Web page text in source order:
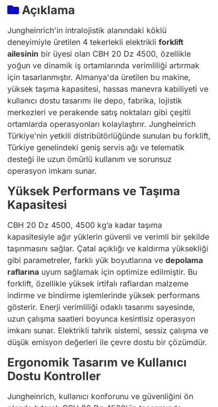
Açıklama
Jungheinrich'in intralojistik alanındaki köklü
deneyimiyle üretilen 4 tekerlekli elektrikli forklift
ailesinin bir üyesi olan CBH 20 Dz 4500, özellikle
yoğun ve dinamik iş ortamlarında verimliliği artırmak
için tasarlanmıştır. Almanya'da üretilen bu makine,
yüksek taşıma kapasitesi, hassas manevra kabiliyeti ve
kullanıcı dostu tasarımı ile depo, fabrika, lojistik
merkezleri ve perakende satış noktaları gibi çeşitli
ortamlarda operasyonları kolaylaştırır. Jungheinrich
Türkiye'nin yetkili distribütörlüğünde sunulan bu forklift,
Türkiye genelindeki geniş servis ağı ve telematik
desteği ile uzun ömürlü kullanım ve sorunsuz
operasyon imkanı sunar.
Yüksek Performans ve Taşıma
Kapasitesi
CBH 20 Dz 4500, 4500 kg’a kadar taşıma
kapasitesiyle ağır yüklerin güvenli ve verimli bir şekilde
taşınmasını sağlar. Çatal açıklığı ve kaldırma yüksekliği
gibi parametreler, farklı yük boyutlarına ve depolama
raflarına uyum sağlamak için optimize edilmiştir. Bu
forklift, özellikle yüksek irtifalı raflardan malzeme
indirme ve bindirme işlemlerinde yüksek performans
gösterir. Enerji verimliliği odaklı tasarımı sayesinde,
uzun çalışma saatleri boyunca kesintisiz operasyon
imkanı sunar. Elektrikli tahrik sistemi, sessiz çalışma ve
düşük emisyon değerleri ile çevre dostu bir çözümdür.
Ergonomik Tasarım ve Kullanıcı
Dostu Kontroller
Jungheinrich, kullanıcı konforunu ve güvenliğini ön